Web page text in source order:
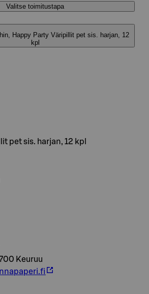
Valitse toimitustapa
Happy Party Väripillit pet sis. harjan, 12
kpl
pet sis. harjan, 12 kpl
Keuruu